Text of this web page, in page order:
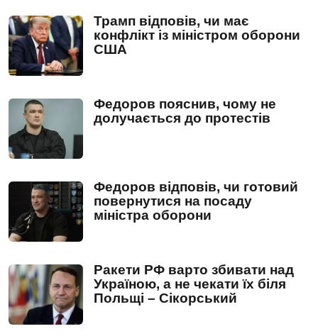
Трамп відповів, чи має
конфлікт із міністром оборони
США
Федоров пояснив, чому не
долучається до протестів
Федоров відповів, чи готовий
повернутися на посаду
міністра оборони
Ракети РФ варто збивати над
Україною, а не чекати їх біля
Польщі – Сікорський